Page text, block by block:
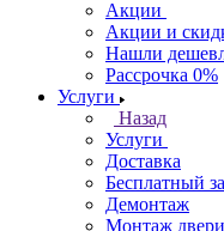
Акции
Акции и
Нашли
Рассрочка 0%
Услуги
Назад
Услуги
Доставка
Бесплатный
Демонтаж
Монтаж двери